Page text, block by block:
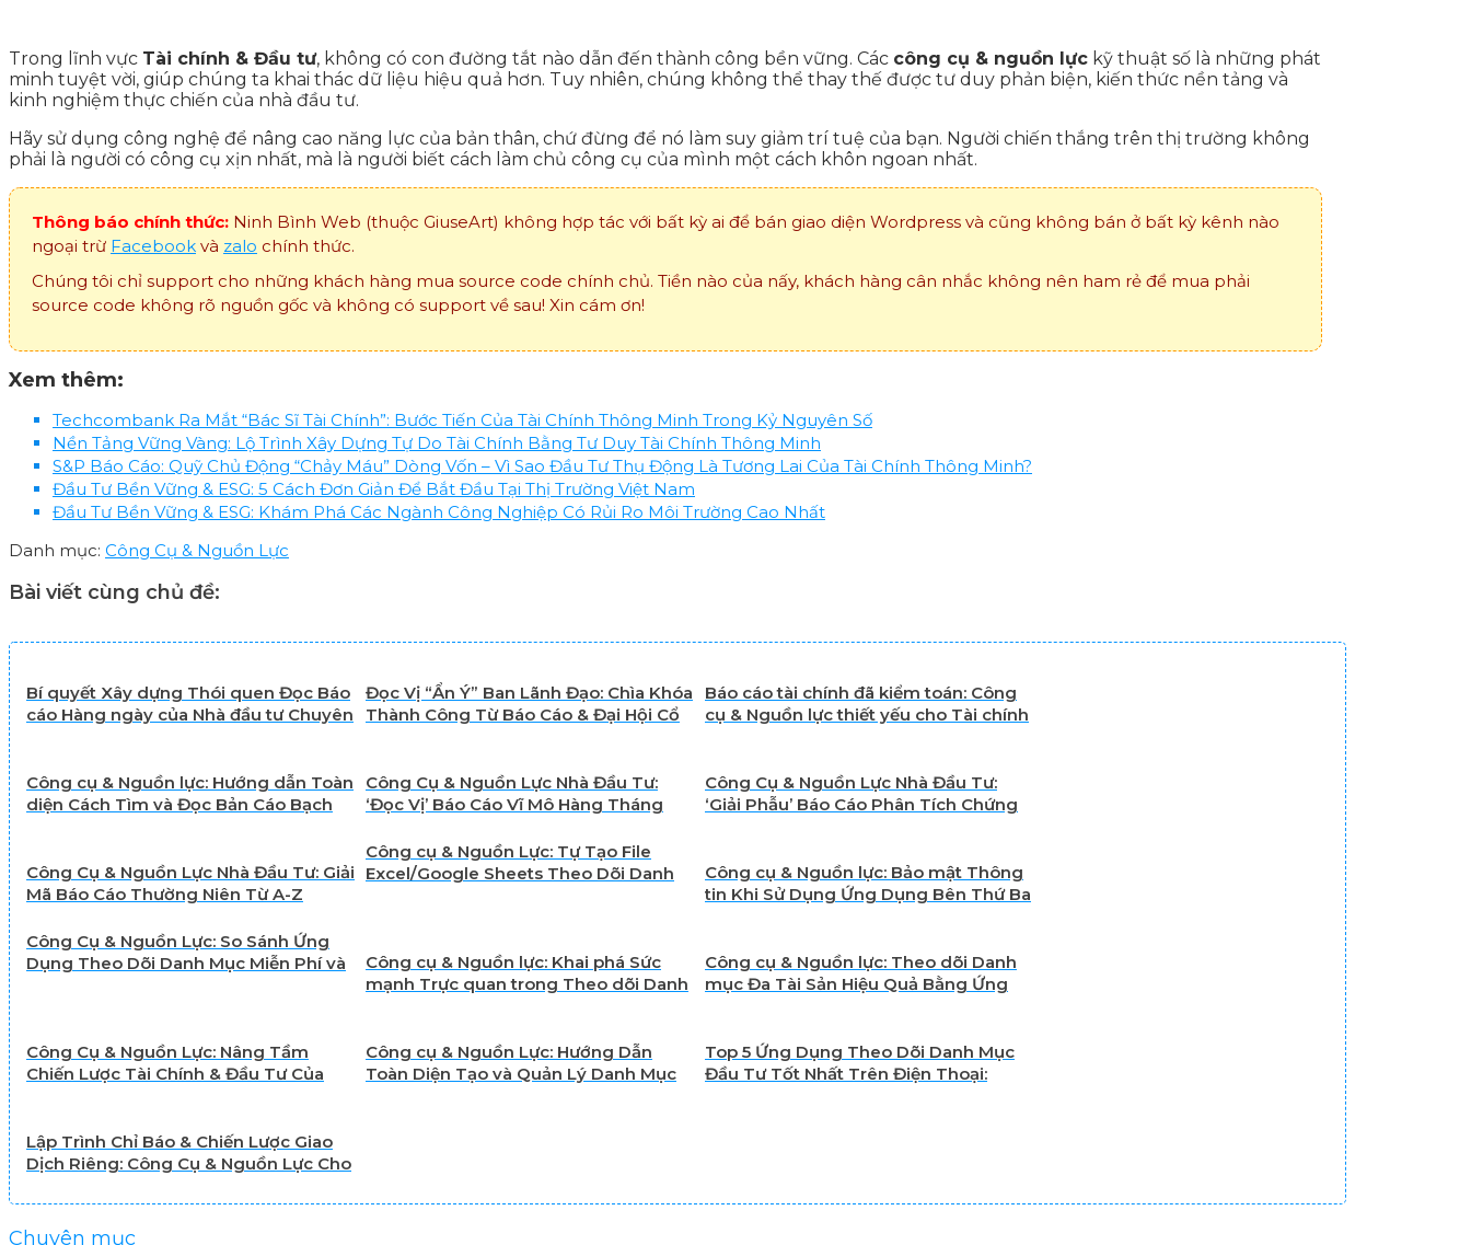
Trong lĩnh vực Tài chính & Đầu tư, không có con đường tắt nào dẫn đến thành công bền vững. Các công cụ & nguồn lực kỹ thuật số là những phát
minh tuyệt vời, giúp chúng ta khai thác dữ liệu hiệu quả hơn. Tuy nhiên, chúng không thể thay thế được tư duy phản biện, kiến thức nền tảng và
kinh nghiệm thực chiến của nhà đầu tư.
Hãy sử dụng công nghệ để nâng cao năng lực của bản thân, chứ đừng để nó làm suy giảm trí tuệ của bạn. Người chiến thắng trên thị trường không
phải là người có công cụ xịn nhất, mà là người biết cách làm chủ công cụ của mình một cách khôn ngoan nhất.
Thông báo chính thức: Ninh Bình Web (thuộc GiuseArt) không hợp tác với bất kỳ ai để bán giao diện Wordpress và cũng không bán ở bất kỳ kênh nào
ngoại trừ Facebook và zalo chính thức.
Chúng tôi chỉ support cho những khách hàng mua source code chính chủ. Tiền nào của nấy, khách hàng cân nhắc không nên ham rẻ để mua phải
source code không rõ nguồn gốc và không có support về sau! Xin cám ơn!
Xem thêm:
Techcombank Ra Mắt “Bác Sĩ Tài Chính”: Bước Tiến Của Tài Chính Thông Minh Trong Kỷ Nguyên Số
Nền Tảng Vững Vàng: Lộ Trình Xây Dựng Tự Do Tài Chính Bằng Tư Duy Tài Chính Thông Minh
S&P Báo Cáo: Quỹ Chủ Động “Chảy Máu” Dòng Vốn – Vì Sao Đầu Tư Thụ Động Là Tương Lai Của Tài Chính Thông Minh?
Đầu Tư Bền Vững & ESG: 5 Cách Đơn Giản Để Bắt Đầu Tại Thị Trường Việt Nam
Đầu Tư Bền Vững & ESG: Khám Phá Các Ngành Công Nghiệp Có Rủi Ro Môi Trường Cao Nhất
Danh mục: Công Cụ & Nguồn Lực
Bài viết cùng chủ đề:
Bí quyết Xây dựng Thói quen Đọc Báo
cáo Hàng ngày của Nhà đầu tư Chuyên
Đọc Vị “Ẩn Ý” Ban Lãnh Đạo: Chìa Khóa
Thành Công Từ Báo Cáo & Đại Hội Cổ
Báo cáo tài chính đã kiểm toán: Công
cụ & Nguồn lực thiết yếu cho Tài chính
Công cụ & Nguồn lực: Hướng dẫn Toàn
diện Cách Tìm và Đọc Bản Cáo Bạch
Công Cụ & Nguồn Lực Nhà Đầu Tư:
‘Đọc Vị’ Báo Cáo Vĩ Mô Hàng Tháng
Công Cụ & Nguồn Lực Nhà Đầu Tư:
‘Giải Phẫu’ Báo Cáo Phân Tích Chứng
Công Cụ & Nguồn Lực Nhà Đầu Tư: Giải
Mã Báo Cáo Thường Niên Từ A-Z
Công cụ & Nguồn Lực: Tự Tạo File
Excel/Google Sheets Theo Dõi Danh
Công cụ & Nguồn lực: Bảo mật Thông
tin Khi Sử Dụng Ứng Dụng Bên Thứ Ba
Công Cụ & Nguồn Lực: So Sánh Ứng
Dụng Theo Dõi Danh Mục Miễn Phí và
Công cụ & Nguồn lực: Khai phá Sức
mạnh Trực quan trong Theo dõi Danh
Công cụ & Nguồn lực: Theo dõi Danh
mục Đa Tài Sản Hiệu Quả Bằng Ứng
Công Cụ & Nguồn Lực: Nâng Tầm
Chiến Lược Tài Chính & Đầu Tư Của
Công cụ & Nguồn Lực: Hướng Dẫn
Toàn Diện Tạo và Quản Lý Danh Mục
Top 5 Ứng Dụng Theo Dõi Danh Mục
Đầu Tư Tốt Nhất Trên Điện Thoại:
Lập Trình Chỉ Báo & Chiến Lược Giao
Dịch Riêng: Công Cụ & Nguồn Lực Cho
Chuyên mục